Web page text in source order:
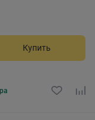
Купить